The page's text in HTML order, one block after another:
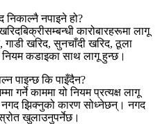
नपाइने हो?
कारोबारहरूमा लागू
खरिद, सुनचाँदी खरिद, ठूला
नियम कडाइका साथ लागू हुन्छ।
पाइन्छ कि पाइँदैन?
गर्ने काममा यो नियम प्रत्यक्ष लागू
झिक्नुको कारण सोध्नेछन्। नगद
खुलाउनुपर्नेछ।